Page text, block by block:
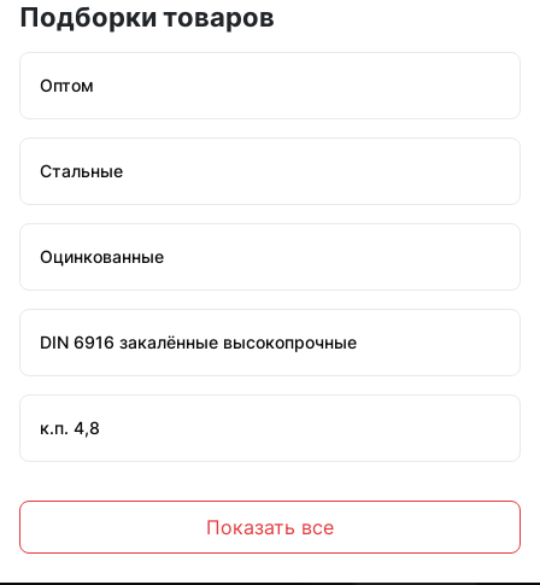
Подборки товаров
Оптом
Стальные
Оцинкованные
DIN 6916 закалённые высокопрочные
к.п. 4,8
Показать все